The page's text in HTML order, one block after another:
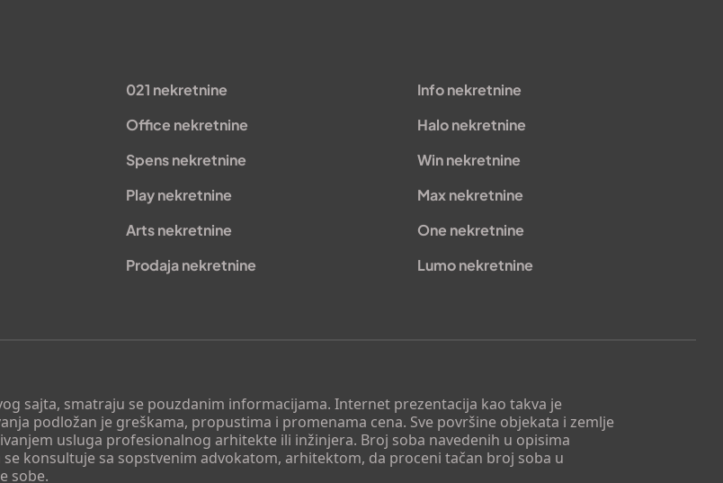
sajta, smatraju se pouzdanim informacijama. Internet prezentacija kao takva je
podložan je greškama, propustima i promenama cena. Sve površine objekata i zemlje
usluga profesionalnog arhitekte ili inžinjera. Broj soba navedenih u opisima
konsultuje sa sopstvenim advokatom, arhitektom, da proceni tačan broj soba u
sobe.
021 nekretnine
Info nekretnine
Office nekretnine
Halo nekretnine
Spens nekretnine
Win nekretnine
Play nekretnine
Max nekretnine
Arts nekretnine
One nekretnine
Prodaja nekretnine Lumo nekretnine